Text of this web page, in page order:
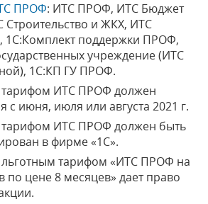
ПРОФ: ИТС ПРОФ, ИТС Бюджет
и ЖКХ, ИТС
1С:Комплект поддержки ПРОФ,
учреждение (ИТС
1С:КП ГУ ПРОФ.
тарифом ИТС ПРОФ должен
с июня, июля или августа 2021 г.
тарифом ИТС ПРОФ должен быть
в фирме «1С».
льготным тарифом «ИТС ПРОФ на
по цене 8 месяцев» дает право